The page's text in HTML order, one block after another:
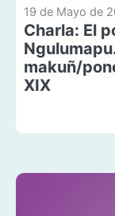
19 de Mayo de
Charla: El
makuñ/
XIX